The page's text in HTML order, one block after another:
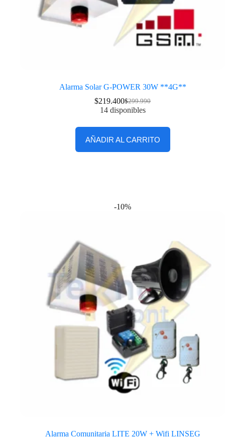
Alarma Solar G-POWER 30W **4G**
$299.990
$219.400
14 disponibles
AÑADIR AL CARRITO
-10%
Alarma Comunitaria LITE 20W + Wifi LINSEG